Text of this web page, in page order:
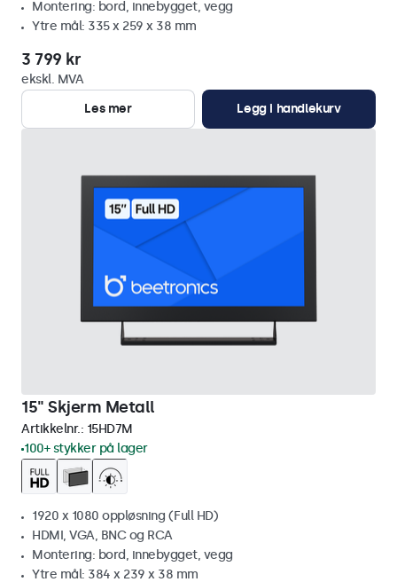
Montering: bord, innebygget, vegg
Ytre mål: 335 x 259 x 38 mm
3 799 kr
ekskl. MVA
Les mer
Legg i handlekurv
15" Skjerm Metall
Artikkelnr.: 15HD7M
100+ stykker på lager
1920 x 1080 oppløsning (Full HD)
HDMI, VGA, BNC og RCA
Montering: bord, innebygget, vegg
Ytre mål: 384 x 239 x 38 mm